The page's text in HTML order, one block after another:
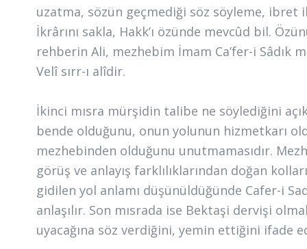
uzatma, sözün geçmediği söz söyleme,
İkrârını sakla, Hakk’ı özünde mevcûd bil.
rehberin Ali, mezhebim İmam Ca’fer-i Sâdık
Velî sırr-ı alîdir.
İkinci mısra mürşidin talibe ne söylediğini
bende olduğunu, onun yolunun hizmetkarı
mezhebinden olduğunu unutmamasıdır.
görüş ve anlayış farklılıklarından doğan
gidilen yol anlamı düşünüldüğünde Cafer-i
anlaşılır. Son mısrada ise Bektaşi dervişi
uyacağına söz verdiğini, yemin ettiğini ifade